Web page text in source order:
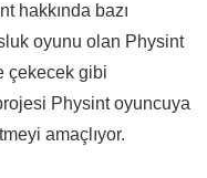
hakkında bazı
oyunu olan Physint
çekecek gibi
Physint oyuncuya
amaçlıyor.